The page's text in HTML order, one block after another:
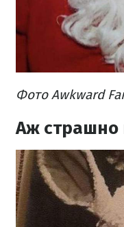
Фото Awkward
Аж страшно